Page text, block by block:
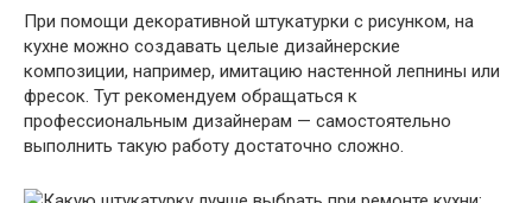
При помощи декоративной штукатурки с рисунком, на
кухне можно создавать целые дизайнерские
композиции, например, имитацию настенной лепнины или
фресок. Тут рекомендуем обращаться к
профессиональным дизайнерам — самостоятельно
выполнить такую работу достаточно сложно.